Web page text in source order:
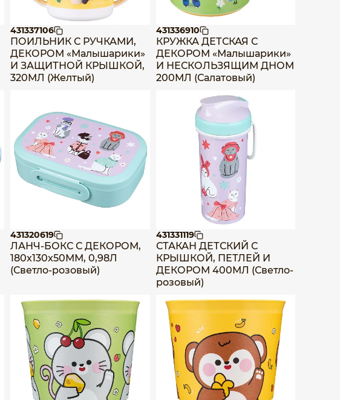
431337106
ПОИЛЬНИК С РУЧКАМИ,
ДЕКОРОМ «Малышарики»
И ЗАЩИТНОЙ КРЫШКОЙ,
320МЛ (Желтый)
431336910
КРУЖКА ДЕТСКАЯ С
ДЕКОРОМ «Малышарики»
И НЕСКОЛЬЗЯЩИМ ДНОМ
200МЛ (Салатовый)
431320619
ЛАНЧ-БОКС С ДЕКОРОМ,
180x130x50ММ, 0,98Л
(Светло-розовый)
431331119
СТАКАН ДЕТСКИЙ С
КРЫШКОЙ, ПЕТЛЕЙ И
ДЕКОРОМ 400МЛ (Светло-
розовый)